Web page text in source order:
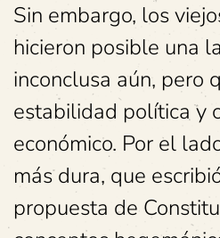
Sin embargo, los
hicieron posible una
inconclusa aún, pero
estabilidad política y
económico. Por el
más dura, que
propuesta de